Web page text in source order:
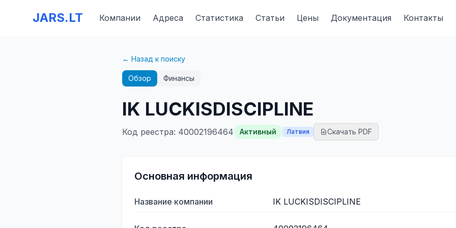
JARS.LT Компании Адреса Статистика Статьи Цены Документация Контакты
← Назад к поиску
Обзор Финансы
IK LUCKISDISCIPLINE
Код реестра: 40002196464 Активный Латвия Скачать PDF
Основная информация
Название компании IK LUCKISDISCIPLINE